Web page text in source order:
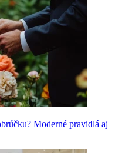
Moderné pravidlá aj